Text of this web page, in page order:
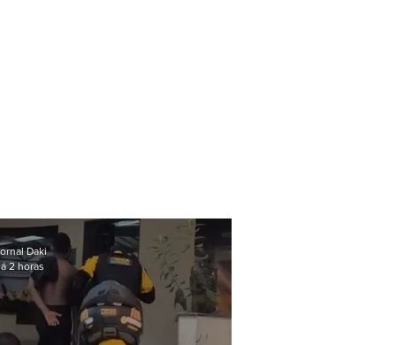
Daki
2 horas